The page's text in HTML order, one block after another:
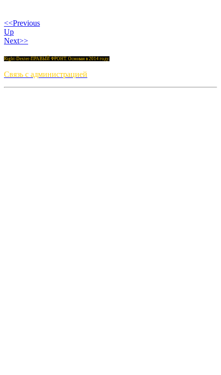
<<Previous
Up
Next>>
Right-Dexter-ПРАВЫЙ ФРОНТ. Основан в 2014 году.
Связь с администрацией